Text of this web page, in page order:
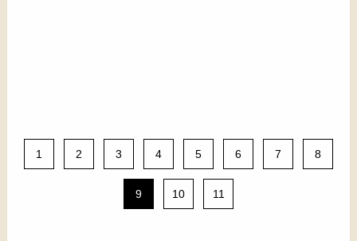
1 2 3 4 5 6 7 8
9 10 11